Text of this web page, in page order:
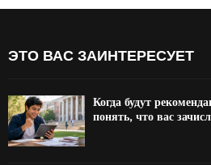
ЭТО ВАС ЗАИНТЕРЕСУЕТ
Когда будут
понять, что вас